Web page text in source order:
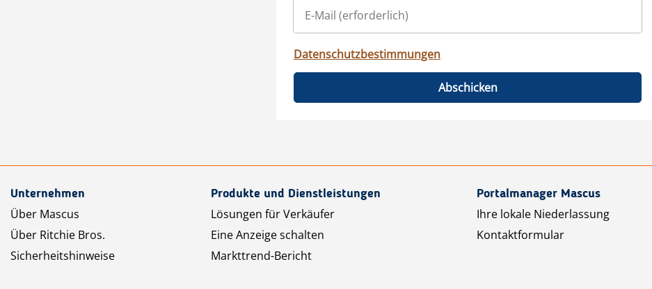
Datenschutzbestimmungen
Abschicken
Unternehmen
Über Mascus
Über Ritchie Bros.
Sicherheitshinweise
Produkte und Dienstleistungen
Lösungen für Verkäufer
Eine Anzeige schalten
Markttrend-Bericht
Portalmanager Mascus
Ihre lokale Niederlassung
Kontaktformular